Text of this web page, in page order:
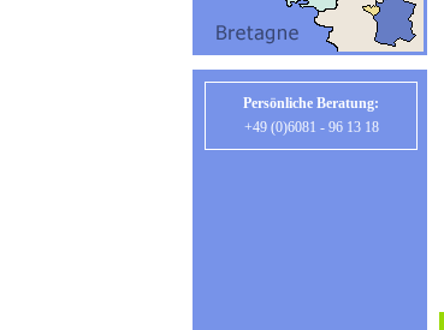
Persönliche Beratung:
+49 (0)6081 - 96 13 18